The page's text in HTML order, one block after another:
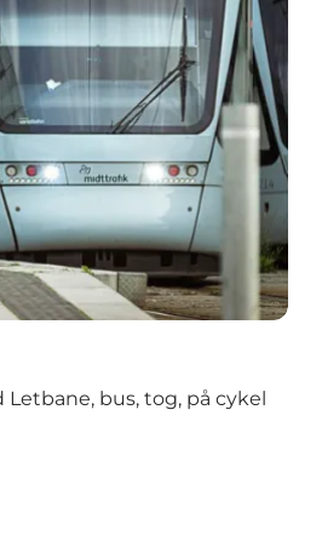
bus, tog, på cykel